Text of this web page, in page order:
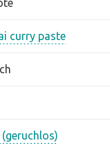
curry paste